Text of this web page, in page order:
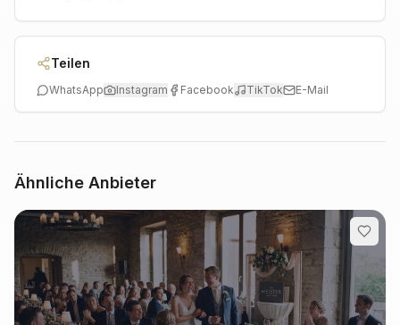
Teilen
WhatsApp Instagram Facebook TikTok E-Mail
Ähnliche Anbieter